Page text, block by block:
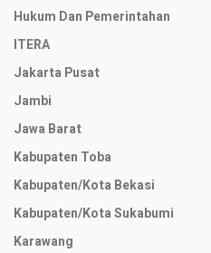
Hukum Dan Pemerintahan
ITERA
Jakarta Pusat
Jambi
Jawa Barat
Kabupaten Toba
Kabupaten/Kota Bekasi
Kabupaten/Kota Sukabumi
Karawang